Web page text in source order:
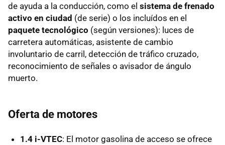
de ayuda a la conducción, como el sistema de frenado
activo en ciudad (de serie) o los incluídos en el
paquete tecnológico (según versiones): luces de
carretera automáticas, asistente de cambio
involuntario de carril, detección de tráfico cruzado,
reconocimiento de señales o avisador de ángulo
muerto.
Oferta de motores
1.4 i-VTEC: El motor gasolina de acceso se ofrece